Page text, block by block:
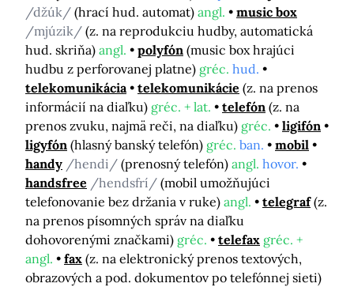
/džúk/ (hrací hud. automat) angl.
music box
/mjúzik/ (z. na reprodukciu hudby, automatická
hud. skriňa) angl. polyfón (music box hrajúci
hudbu z perforovanej platne) gréc. hud.
telekomunikácia
telekomunikácie (z. na prenos
informácií na diaľku) gréc. + lat. telefón (z. na
prenos zvuku, najmä reči, na diaľku) gréc.
ligifón
ligyfón (hlasný banský telefón) gréc. ban.
mobil
handy /hendi/ (prenosný telefón) angl. hovor.
handsfree /hendsfrí/ (mobil umožňujúci
telefonovanie bez držania v ruke) angl. telegraf (z.
na prenos písomných správ na diaľku
dohovorenými značkami) gréc. telefax gréc. +
angl.
fax (z. na elektronický prenos textových,
obrazových a pod. dokumentov po telefónnej sieti)